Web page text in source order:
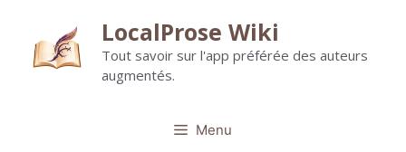
contenu
LocalProse Wiki
Tout savoir sur l'app préférée des auteurs
augmentés.
Menu